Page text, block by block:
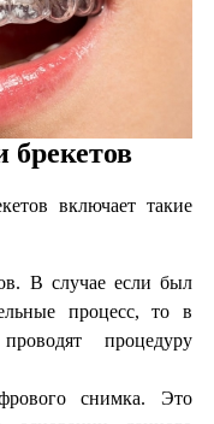
брекетов
включает такие
В случае если был
процесс, то в
процедуру
снимка. Это